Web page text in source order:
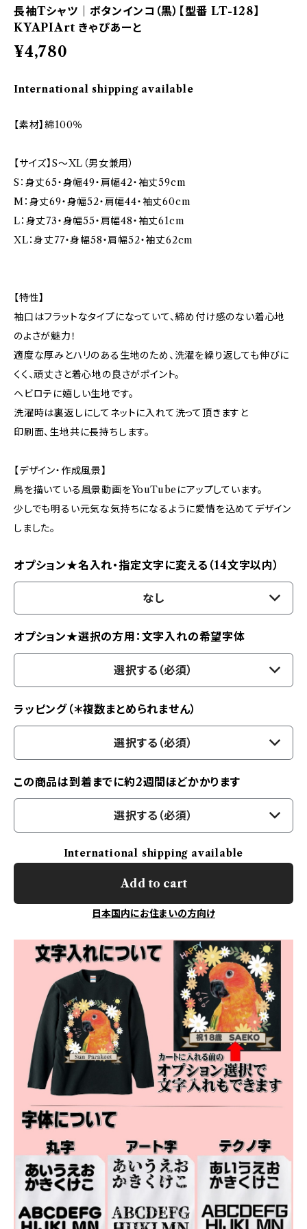
長袖Tシャツ｜ボタンインコ（黒）【型番 LT-128】
KYAPIArt きゃぴあーと
¥4,780
International shipping available
【素材】綿100％
【サイズ】S～XL（男女兼用）
S：身丈65・身幅49・肩幅42・袖丈59cm
M：身丈69・身幅52・肩幅44・袖丈60cm
L：身丈73・身幅55・肩幅48・袖丈61cm
XL：身丈77・身幅58・肩幅52・袖丈62cm
【特性】
袖口はフラットなタイプになっていて、締め付け感のない着心地
のよさが魅力！
適度な厚みとハリのある生地のため、洗濯を繰り返しても伸びに
くく、頑丈さと着心地の良さがポイント。
ヘビロテに嬉しい生地です。
洗濯時は裏返しにしてネットに入れて洗って頂きますと
印刷面、生地共に長持ちします。
【デザイン・作成風景】
鳥を描いている風景動画をYouTubeにアップしています。
少しでも明るい元気な気持ちになるように愛情を込めてデザイン
しました。
オプション★名入れ・指定文字に変える（14文字以内）
なし
オプション★選択の方用：文字入れの希望字体
選択する（必須）
ラッピング（＊複数まとめられません）
選択する（必須）
この商品は到着までに約2週間ほどかかります
選択する（必須）
International shipping available
Add to cart
日本国内にお住まいの方向け